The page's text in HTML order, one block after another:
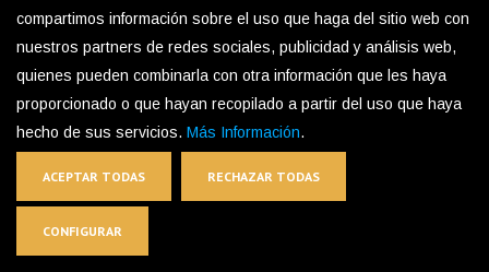
Acero Inoxidable en Color Latón
compartimos información sobre el uso que haga del sitio web con
nuestros partners de redes sociales, publicidad y análisis web,
quienes pueden combinarla con otra información que les haya
proporcionado o que hayan recopilado a partir del uso que haya
hecho de sus servicios. Más Información.
ACEPTAR TODAS RECHAZAR TODAS
CONFIGURAR